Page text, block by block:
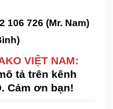
106 726 (Mr. Nam)
VIỆT NAM:
tả trên kênh
Cảm ơn bạn!